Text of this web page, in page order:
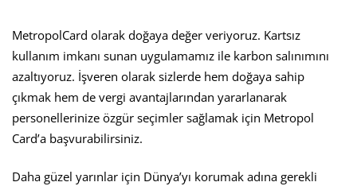
Karbon
Salınımını
Azaltıyoruz!
MetropolCard olarak doğaya değer veriyoruz. Kartsız
kullanım imkanı sunan uygulamamız ile karbon salınımını
azaltıyoruz. İşveren olarak sizlerde hem doğaya sahip
çıkmak hem de vergi avantajlarından yararlanarak
personellerinize özgür seçimler sağlamak için Metropol
Card’a başvurabilirsiniz.
Daha güzel yarınlar için Dünya’yı korumak adına gerekli